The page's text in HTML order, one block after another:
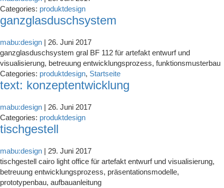
Categories: produktdesign
ganzglasduschsystem
mabu:design | 26. Juni 2017
ganzglasduschsystem gral BF 112 für artefakt entwurf und
visualisierung, betreuung entwicklungsprozess, funktionsmusterbau
Categories: produktdesign, Startseite
text: konzeptentwicklung
mabu:design | 26. Juni 2017
Categories: produktdesign
tischgestell
mabu:design | 29. Juni 2017
tischgestell cairo light office für artefakt entwurf und visualisierung,
betreuung entwicklungsprozess, präsentationsmodelle,
prototypenbau, aufbauanleitung